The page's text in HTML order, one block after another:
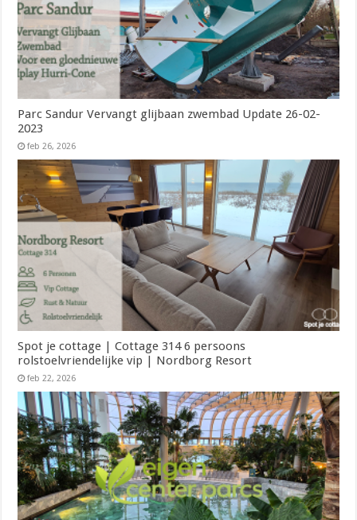
Parc Sandur Vervangt glijbaan zwembad Update 26-02-
2023
feb 26, 2026
Spot je cottage | Cottage 314 6 persoons
rolstoelvriendelijke vip | Nordborg Resort
feb 22, 2026